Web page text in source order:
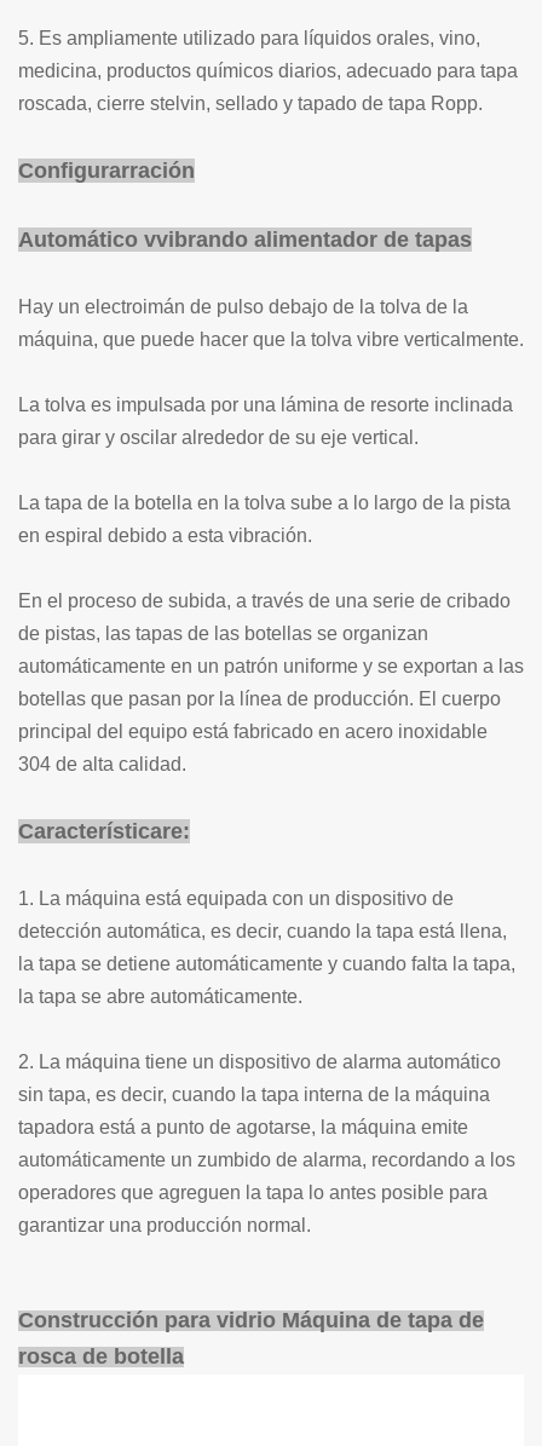
5. Es ampliamente utilizado para líquidos orales, vino,
medicina, productos químicos diarios, adecuado para tapa
roscada, cierre stelvin, sellado y tapado de tapa Ropp.
Configurarración
Automático vvibrando alimentador de tapas
Hay un electroimán de pulso debajo de la tolva de la
máquina, que puede hacer que la tolva vibre verticalmente.
La tolva es impulsada por una lámina de resorte inclinada
para girar y oscilar alrededor de su eje vertical.
La tapa de la botella en la tolva sube a lo largo de la pista
en espiral debido a esta vibración.
En el proceso de subida, a través de una serie de cribado
de pistas, las tapas de las botellas se organizan
automáticamente en un patrón uniforme y se exportan a las
botellas que pasan por la línea de producción. El cuerpo
principal del equipo está fabricado en acero inoxidable
304 de alta calidad.
Característicare:
1. La máquina está equipada con un dispositivo de
detección automática, es decir, cuando la tapa está llena,
la tapa se detiene automáticamente y cuando falta la tapa,
la tapa se abre automáticamente.
2. La máquina tiene un dispositivo de alarma automático
sin tapa, es decir, cuando la tapa interna de la máquina
tapadora está a punto de agotarse, la máquina emite
automáticamente un zumbido de alarma, recordando a los
operadores que agreguen la tapa lo antes posible para
garantizar una producción normal.
Construcción para vidrio Máquina de tapa de
rosca de botella